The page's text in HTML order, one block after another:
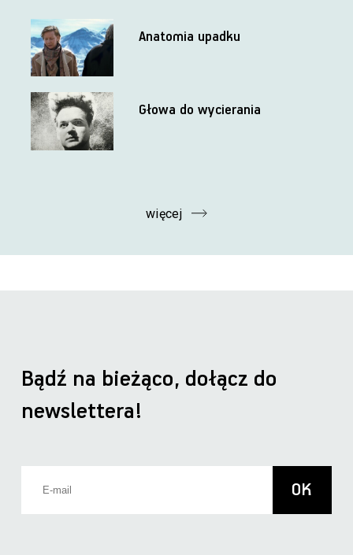
Anatomia upadku
Głowa do wycierania
więcej
Bądź na bieżąco, dołącz do
newslettera!